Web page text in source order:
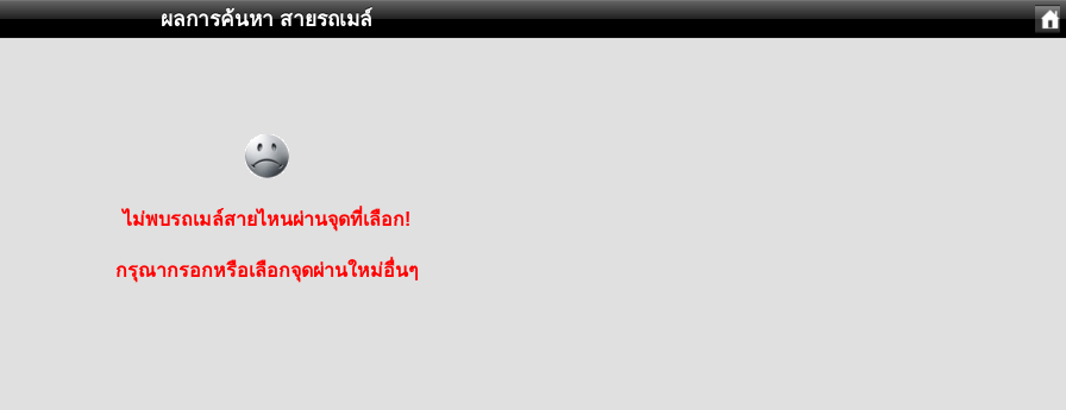
ผลการค้นหา สายรถเมล์
ไม่พบรถเมล์สายไหนผ่านจุดที่เลือก!
กรุณากรอกหรือเลือกจุดผ่านใหม่อื่นๆ